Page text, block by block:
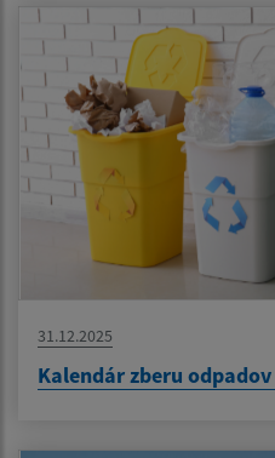
31.12.2025
Kalendár zberu